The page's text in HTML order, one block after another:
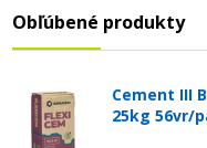
Obľúbené produkty
Cement III
25kg 56vr/